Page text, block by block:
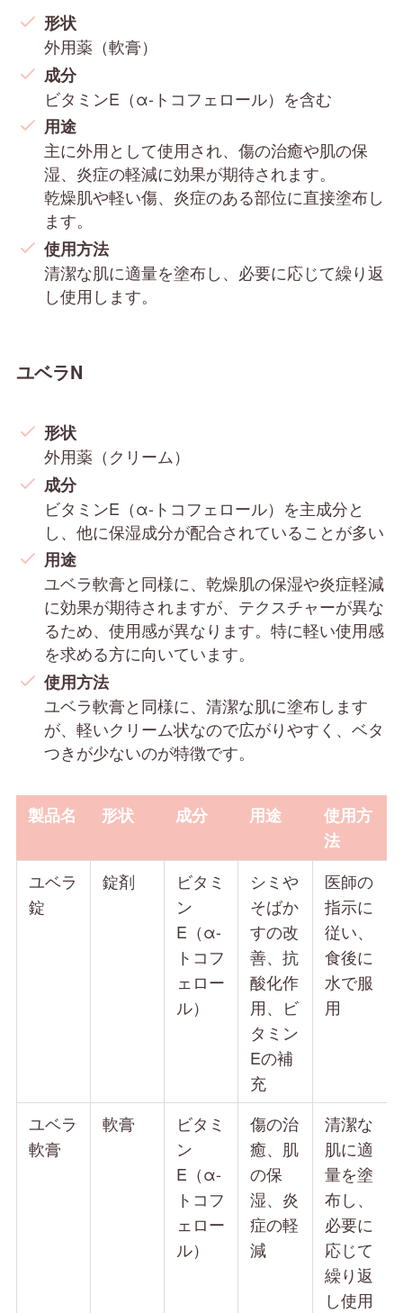
形状
外用薬（軟膏）
成分
ビタミンE（α-トコフェロール）を含む
用途
主に外用として使用され、傷の治癒や肌の保
湿、炎症の軽減に効果が期待されます。
乾燥肌や軽い傷、炎症のある部位に直接塗布し
ます。
使用方法
清潔な肌に適量を塗布し、必要に応じて繰り返
し使用します。
ユベラN
形状
外用薬（クリーム）
成分
ビタミンE（α-トコフェロール）を主成分と
し、他に保湿成分が配合されていることが多い
用途
ユベラ軟膏と同様に、乾燥肌の保湿や炎症軽減
に効果が期待されますが、テクスチャーが異な
るため、使用感が異なります。特に軽い使用感
を求める方に向いています。
使用方法
ユベラ軟膏と同様に、清潔な肌に塗布します
が、軽いクリーム状なので広がりやすく、ベタ
つきが少ないのが特徴です。
製品名 形状 成分 用途
使用方
法
ユベラ
錠
錠剤
ビタミ
ン
E（α-
トコフ
ェロー
ル）
シミや
そばか
すの改
善、抗
酸化作
用、ビ
タミン
Eの補
充
医師の
指示に
従い、
食後に
水で服
用
ユベラ
軟膏
軟膏
ビタミ
ン
E（α-
トコフ
ェロー
ル）
傷の治
癒、肌
の保
湿、炎
症の軽
減
清潔な
肌に適
量を塗
布し、
必要に
応じて
繰り返
し使用